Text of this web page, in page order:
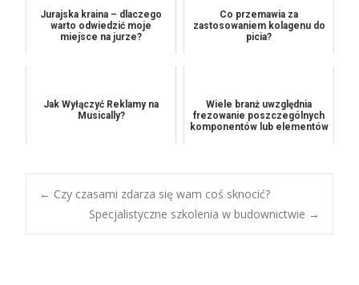
Jurajska kraina – dlaczego
warto odwiedzić moje
miejsce na jurze?
Co przemawia za
zastosowaniem kolagenu do
picia?
Jak Wyłączyć Reklamy na
Musically?
Wiele branż uwzględnia
frezowanie poszczególnych
komponentów lub elementów
Post
← Czy czasami zdarza się wam coś sknocić?
Specjalistyczne szkolenia w budownictwie →